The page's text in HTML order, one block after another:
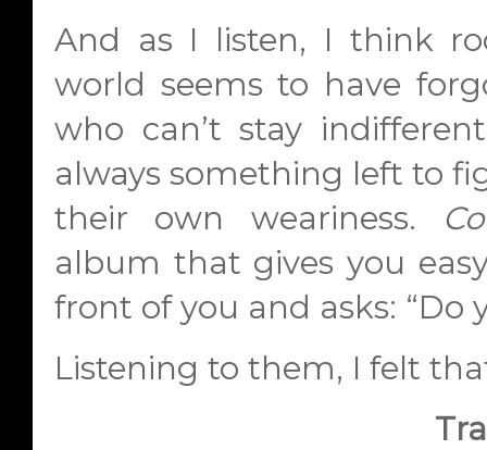
And as I listen, I think
world seems to have
who can’t stay
always something left to
their own weariness.
album that gives you
front of you and asks: “Do
Listening to them, I felt